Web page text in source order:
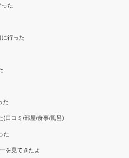
た
行った
た
(口コミ/部屋/食事/風呂)
た
を見てきたよ